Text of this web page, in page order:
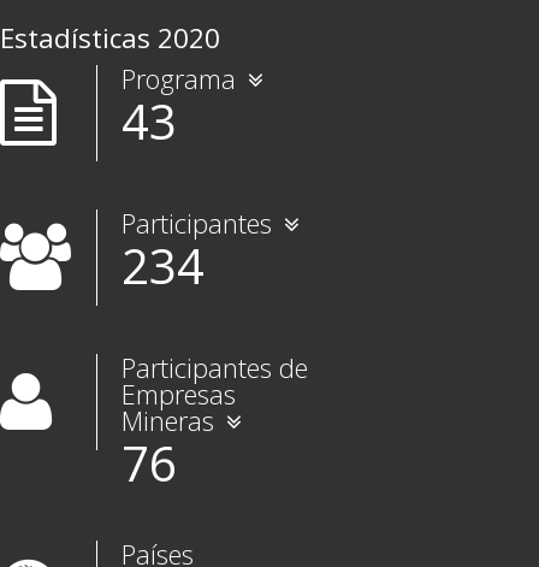
Estadísticas 2020
Programa
43
Participantes
234
Participantes de
Empresas
Mineras
76
Países